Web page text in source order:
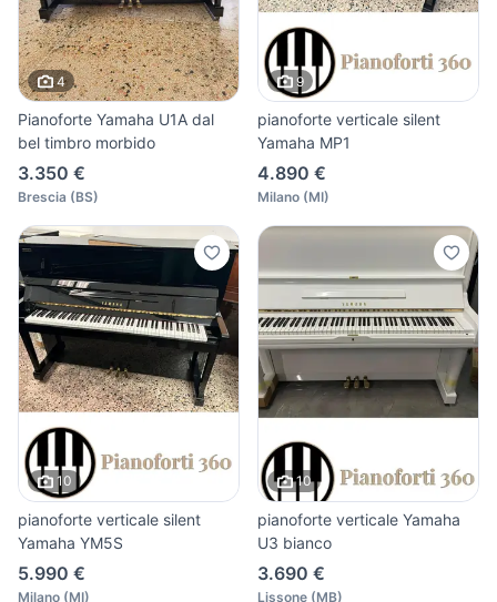
4
Pianoforte Yamaha U1A dal
bel timbro morbido
3.350 €
Brescia (BS)
9
pianoforte verticale silent
Yamaha MP1
4.890 €
Milano (MI)
10
pianoforte verticale silent
Yamaha YM5S
5.990 €
Milano (MI)
10
pianoforte verticale Yamaha
U3 bianco
3.690 €
Lissone (MB)